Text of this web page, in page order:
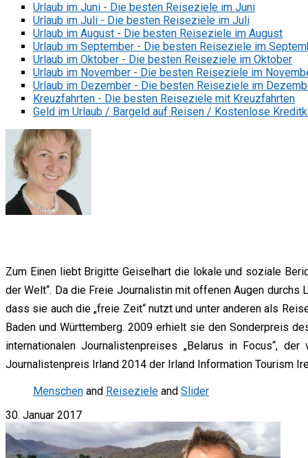
Urlaub im Juni - Die besten Reiseziele im Juni
Urlaub im Juli - Die besten Reiseziele im Juli
Urlaub im August - Die besten Reiseziele im August
Urlaub im September - Die besten Reiseziele im
Urlaub im Oktober - Die besten Reiseziele im Oktober
Urlaub im November - Die besten Reiseziele im
Urlaub im Dezember - Die besten Reiseziele im
Kreuzfahrten - Die besten Reiseziele mit Kreuzfahrten
Geld im Urlaub / Bargeld auf Reisen / Kostenlose
Zum Einen liebt Brigitte Geiselhart die lokale und soziale
der Welt“. Da die Freie Journalistin mit offenen Augen
dass sie auch die „freie Zeit“ nutzt und unter anderen als
Baden und Württemberg. 2009 erhielt sie den Sonderpreis
internationalen Journalistenpreises „Belarus in Focus“,
Journalistenpreis Irland 2014 der Irland Information Tourism
Menschen and Reiseziele and Slider
30. Januar 2017